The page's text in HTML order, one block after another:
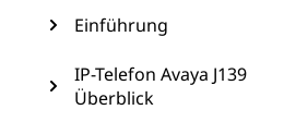
Einführung
IP-Telefon Avaya J139
Überblick